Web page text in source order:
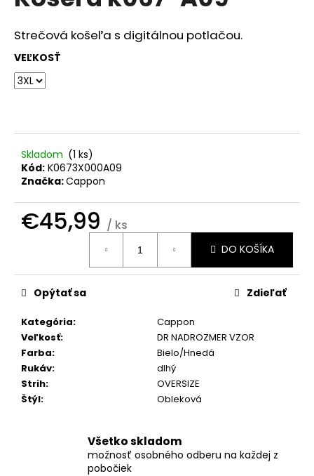
z
5
hviezdičiek.
Strečová košeľa s digitálnou potlačou.
VEĽKOSŤ
Skladom (1 ks)
Kód: K0673X000A09
Značka:Cappon
€45,99 / ks
DO KOŠÍKA
Kategória:
Cappon
Veľkosť:
DR NADROZMER VZOR
Farba:
Bielo/Hnedá
Rukáv:
dlhý
Strih:
OVERSIZE
Štýl: Obleková
Opýtať sa Zdieľať
Všetko skladom
možnosť osobného odberu na každej z
pobočiek
j
s
ť
?
O
o
ú
č
a
m
e
KOŠEĽA